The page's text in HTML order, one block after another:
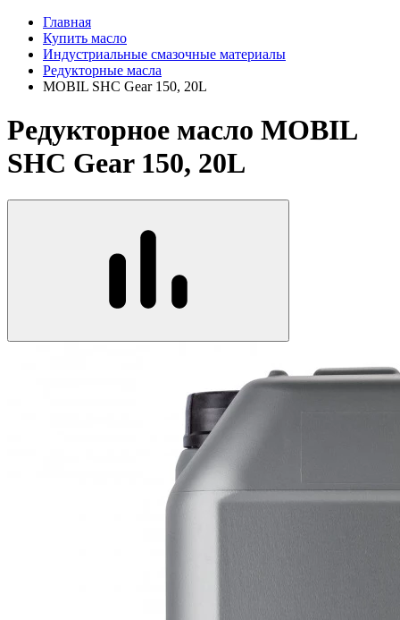
Главная
Купить масло
Индустриальные смазочные материалы
Редукторные масла
MOBIL SHC Gear 150, 20L
Редукторное масло MOBIL
SHC Gear 150, 20L